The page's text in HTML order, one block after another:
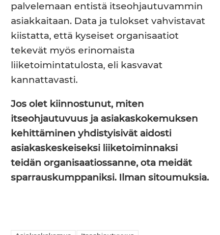
palvelemaan entistä itseohjautuvammin
asiakkaitaan. Data ja tulokset vahvistavat
kiistatta, että kyseiset organisaatiot
tekevät myös erinomaista
liiketoimintatulosta, eli kasvavat
kannattavasti.
Jos olet kiinnostunut, miten
itseohjautuvuus ja asiakaskokemuksen
kehittäminen yhdistyisivät aidosti
asiakaskeskeiseksi liiketoiminnaksi
teidän organisaatiossanne, ota meidät
sparrauskumppaniksi. Ilman sitoumuksia.